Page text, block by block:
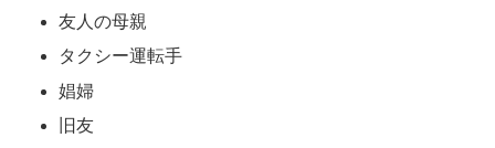
友人の母親
タクシー運転手
娼婦
旧友